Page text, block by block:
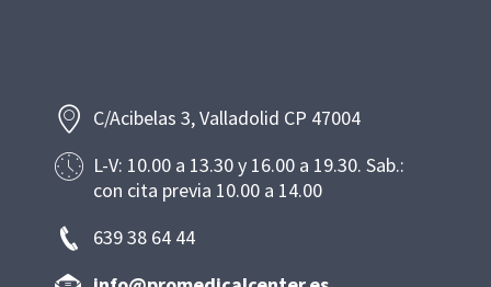
C/Acibelas 3, Valladolid CP 47004
L-V: 10.00 a 13.30 y 16.00 a 19.30. Sab.:
con cita previa 10.00 a 14.00
639 38 64 44